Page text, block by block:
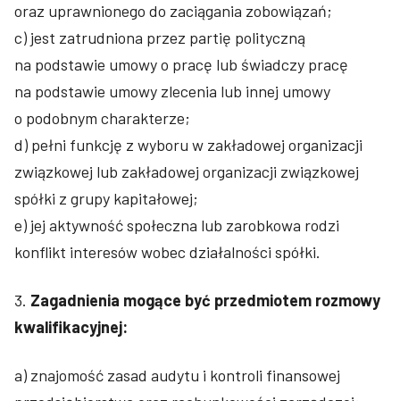
oraz uprawnionego do zaciągania zobowiązań;
c) jest zatrudniona przez partię polityczną
na podstawie umowy o pracę lub świadczy pracę
na podstawie umowy zlecenia lub innej umowy
o podobnym charakterze;
d) pełni funkcję z wyboru w zakładowej organizacji
związkowej lub zakładowej organizacji związkowej
spółki z grupy kapitałowej;
e) jej aktywność społeczna lub zarobkowa rodzi
konflikt interesów wobec działalności spółki.
3. Zagadnienia mogące być przedmiotem rozmowy
kwalifikacyjnej:
a) znajomość zasad audytu i kontroli finansowej